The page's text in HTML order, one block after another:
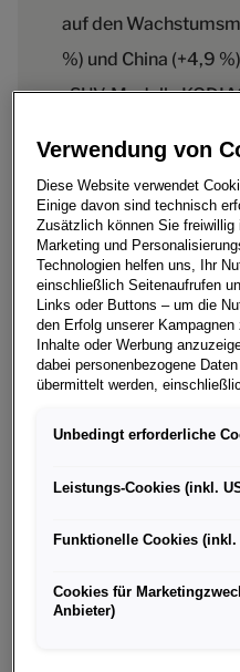
auf den
%) und China (+4,9 %)
› SUV-Modelle
ŠKODA erzielt bereits im
neuen
Auslieferungen des
in 2018 um 4,4 Prozent
(2017: 1.200.500). In
+4,9 %) sowie auf den
Fahrzeuge; +30,7 %)
KAROQ sind weiterhin
ŠKODA AUTO
sagt: „Wir haben 2018
ausgeliefert als jemals
Verwendung von
Diese Website verwendet
Einige davon sind technisch
Zusätzlich können Sie
Marketing und
Technologien helfen uns, Ihr
einschließlich Seitenaufrufen
Links oder Buttons – um die
den Erfolg unserer
Inhalte oder Werbung
dabei personenbezogene
übermittelt werden,
(z. B. E Mail Adresse oder
Dienste der Google Ireland
die Google LLC in den USA
und eingeschränkte
von Standardvertragsklauseln
Unbedingt erforderliche
Leistungs-Cookies (inkl.
Funktionelle Cookies (inkl.
Cookies für
Anbieter)